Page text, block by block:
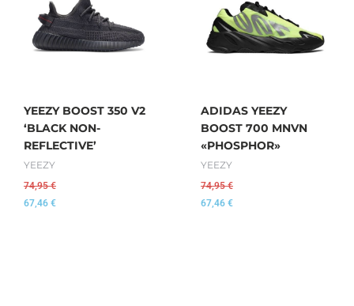
YEEZY BOOST 350 V2
‘BLACK NON-
REFLECTIVE’
YEEZY
74,95€
67,46 €
ADIDAS YEEZY
BOOST 700 MNVN
«PHOSPHOR»
YEEZY
74,95€
67,46 €